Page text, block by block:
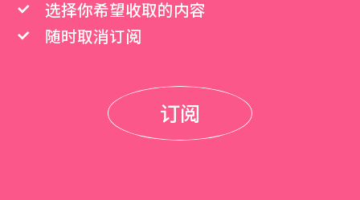
选择你希望收取的内容
随时取消订阅
订阅